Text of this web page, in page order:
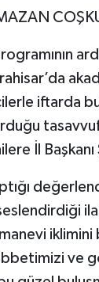
iftarda
İl
manevi
ve